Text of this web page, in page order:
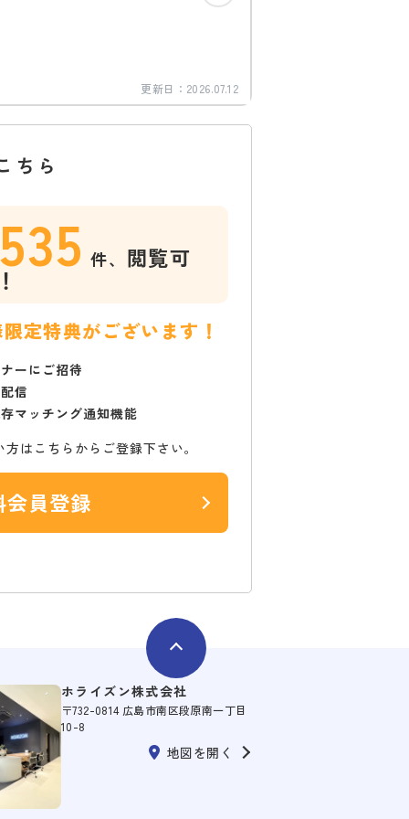
更新日： 2026.07.12
ちら
件、 閲覧可
定特典がございます！
ーにご招待
信
マッチング通知機能
はこちらからご登録下さい。
会員登録
ホライズン株式会社
〒732-0814 広島市南区段原南一丁目
10-8
地図を開く